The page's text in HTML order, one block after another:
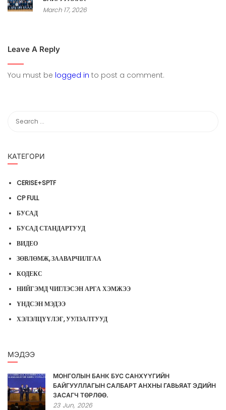
March 17, 2026
Leave A Reply
You must be logged in to post a comment.
КАТЕГОРИ
CERISE+SPTF
CP FULL
БУСАД
БУСАД СТАНДАРТУУД
ВИДЕО
ЗӨВЛӨМЖ, ЗААВАРЧИЛГАА
КОДЕКС
НИЙГЭМД ЧИГЛЭСЭН АРГА ХЭМЖЭЭ
ҮНДСЭН МЭДЭЭ
ХЭЛЭЛЦҮҮЛЭГ, УУЛЗАЛТУУД
МЭДЭЭ
МОНГОЛЫН БАНК БУС САНХҮҮГИЙН
БАЙГУУЛЛАГЫН САЛБАРТ АНХНЫ ГАВЬЯАТ ЭДИЙН
ЗАСАГЧ ТӨРЛӨӨ.
23 Jun, 2026